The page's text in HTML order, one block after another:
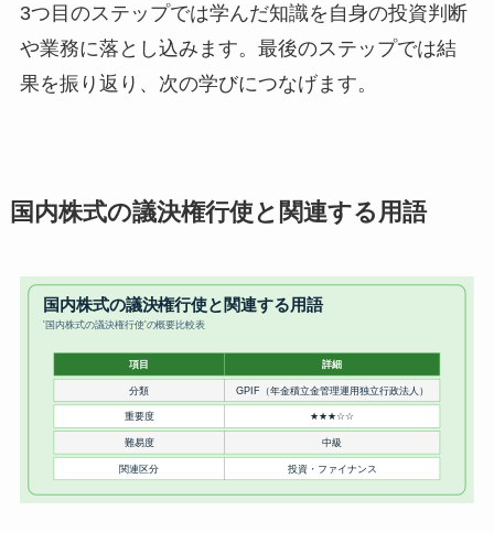
3つ目のステップでは学んだ知識を自身の投資判断
や業務に落とし込みます。最後のステップでは結
果を振り返り、次の学びにつなげます。
国内株式の議決権行使と関連する用語